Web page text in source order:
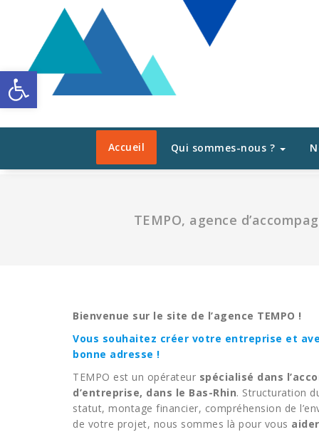
Ouvrir la barre d’outils
Accueil Qui sommes-nous ?
TEMPO, agence
Bienvenue sur le site de l’agence TEMPO !
Vous souhaitez créer votre entreprise et
bonne adresse !
TEMPO est un opérateur spécialisé dans
d’entreprise, dans le Bas-Rhin. Structuration
statut, montage financier, compréhension de
de votre projet, nous sommes là pour vous